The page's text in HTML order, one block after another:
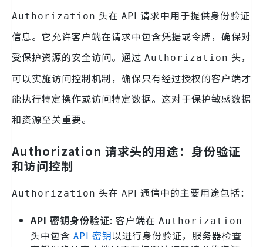
Authorization 头在 API 请求中用于提供身份验证
信息。它允许客户端在请求中包含凭据或令牌，确保对
受保护资源的安全访问。通过 Authorization 头，
可以实施访问控制机制，确保只有经过授权的客户端才
能执行特定操作或访问特定数据。这对于保护敏感数据
和资源至关重要。
Authorization 请求头的用途：身份验证
和访问控制
Authorization 头在 API 通信中的主要用途包括：
API 密钥身份验证: 客户端在 Authorization
头中包含 API 密钥以进行身份验证，服务器检查